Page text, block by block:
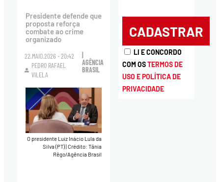
Presidente defende que
proposta reforça
combate ao crime
organizado
22.MAIO.2026 - 20:42
PEDRO RAFAEL
VILELA
AGÊNCIA
BRASIL
O presidente Luiz Inácio Lula da
Silva (PT)|Crédito: Tânia
Rêgo/Agência Brasil
LI E CONCORDO
COM OSTERMOS DE
USO E POLÍTICA DE
PRIVACIDADE